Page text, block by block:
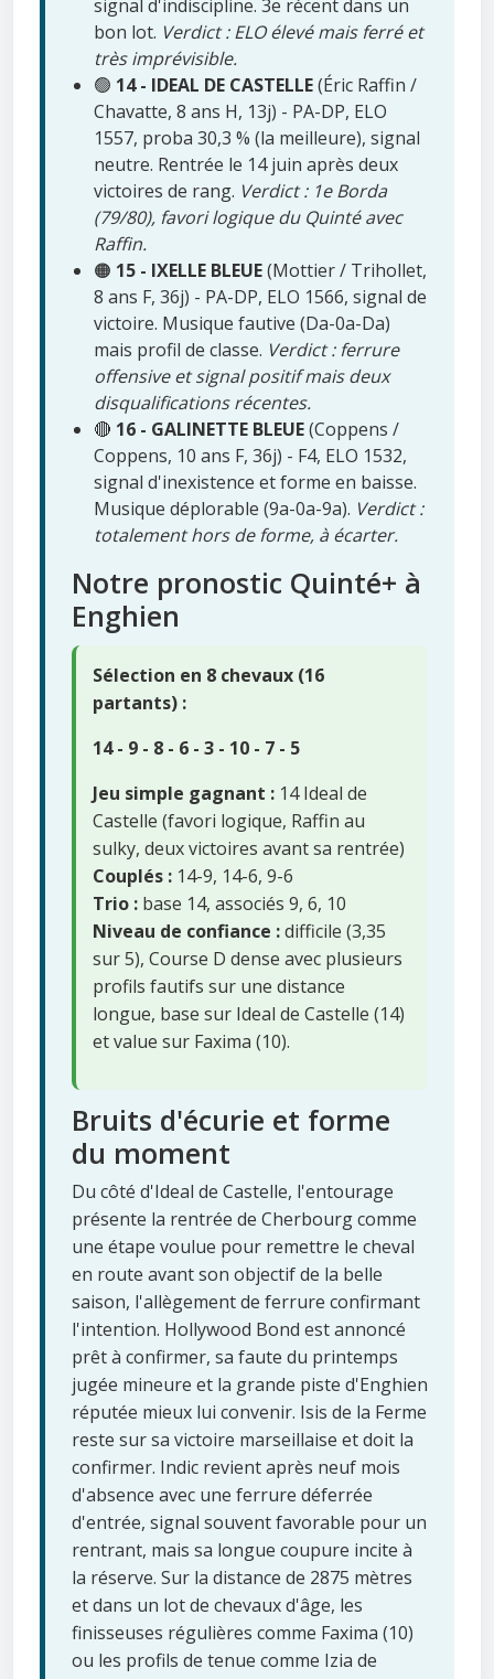
signal d'indiscipline. 3e récent dans un
bon lot. Verdict : ELO élevé mais ferré et
très imprévisible.
🟢 14 - IDEAL DE CASTELLE(Éric Raffin /
Chavatte, 8 ans H, 13j) - PA-DP, ELO
1557, proba 30,3 % (la meilleure), signal
neutre. Rentrée le 14 juin après deux
victoires de rang. Verdict : 1e Borda
(79/80), favori logique du Quinté avec
Raffin.
🟠 15 - IXELLE BLEUE(Mottier / Trihollet,
8 ans F, 36j) - PA-DP, ELO 1566, signal de
victoire. Musique fautive (Da-0a-Da)
mais profil de classe. Verdict : ferrure
offensive et signal positif mais deux
disqualifications récentes.
🔴 16 - GALINETTE BLEUE(Coppens /
Coppens, 10 ans F, 36j) - F4, ELO 1532,
signal d'inexistence et forme en baisse.
Musique déplorable (9a-0a-9a). Verdict :
totalement hors de forme, à écarter.
Notre pronostic Quinté+ à
Enghien
Sélection en 8 chevaux (16
partants) :
14 - 9 - 8 - 6 - 3 - 10 - 7 - 5
Jeu simple gagnant : 14 Ideal de
Castelle (favori logique, Raffin au
sulky, deux victoires avant sa rentrée)
Couplés : 14-9, 14-6, 9-6
Trio : base 14, associés 9, 6, 10
Niveau de confiance :difficile (3,35
sur 5), Course D dense avec plusieurs
profils fautifs sur une distance
longue, base sur Ideal de Castelle (14)
et value sur Faxima (10).
Bruits d'écurie et forme
du moment
Du côté d'Ideal de Castelle, l'entourage
présente la rentrée de Cherbourg comme
une étape voulue pour remettre le cheval
en route avant son objectif de la belle
saison, l'allègement de ferrure confirmant
l'intention. Hollywood Bond est annoncé
prêt à confirmer, sa faute du printemps
jugée mineure et la grande piste d'Enghien
réputée mieux lui convenir. Isis de la Ferme
reste sur sa victoire marseillaise et doit la
confirmer. Indic revient après neuf mois
d'absence avec une ferrure déferrée
d'entrée, signal souvent favorable pour un
rentrant, mais sa longue coupure incite à
la réserve. Sur la distance de 2875 mètres
et dans un lot de chevaux d'âge, les
finisseuses régulières comme Faxima (10)
ou les profils de tenue comme Izia de